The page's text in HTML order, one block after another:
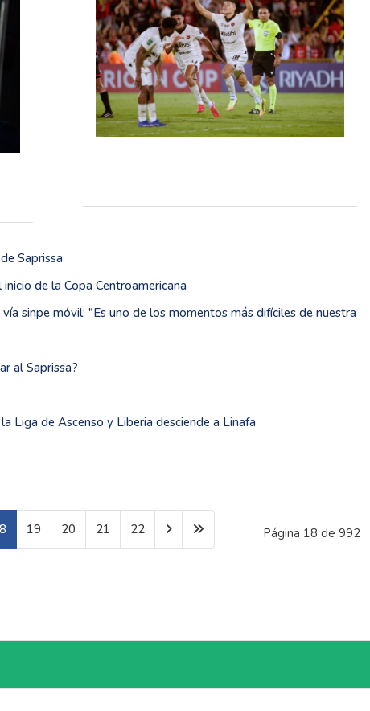
Saprissa
de la Copa Centroamericana
sinpe móvil: "Es uno de los momentos más difíciles de nuestra
al Saprissa?
Liga de Ascenso y Liberia desciende a Linafa
Página 18 de 992
19 20 21 22